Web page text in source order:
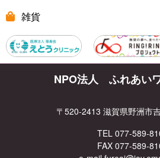
雑貨
NPO法人 ふれあい
〒520-2413 滋賀県野洲市
TEL 077-589-
FAX 077-589-